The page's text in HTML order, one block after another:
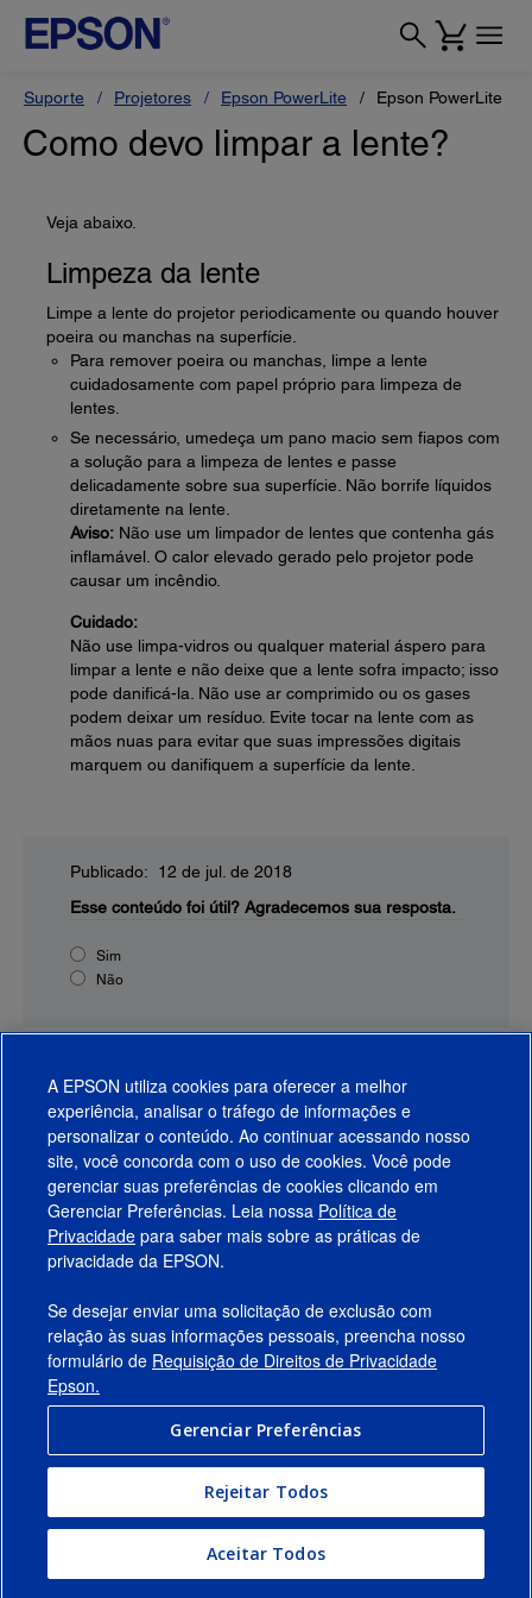
Suporte Projetores Epson PowerLite Epson PowerLite
Como devo limpar a lente?
Veja abaixo.
Limpeza da lente
Limpe a lente do projetor periodicamente ou quando houver
poeira ou manchas na superfície.
Para remover poeira ou manchas, limpe a lente
cuidadosamente com papel próprio para limpeza de
lentes.
Se necessário, umedeça um pano macio sem fiapos com
a solução para a limpeza de lentes e passe
delicadamente sobre sua superfície. Não borrife líquidos
diretamente na lente.
Aviso: Não use um limpador de lentes que contenha gás
inflamável. O calor elevado gerado pelo projetor pode
causar um incêndio.
Cuidado:
Não use limpa-vidros ou qualquer material áspero para
limpar a lente e não deixe que a lente sofra impacto; isso
pode danificá-la. Não use ar comprimido ou os gases
podem deixar um resíduo. Evite tocar na lente com as
mãos nuas para evitar que suas impressões digitais
marquem ou danifiquem a superfície da lente.
Publicado: 12 de jul. de 2018
Esse conteúdo foi útil? Agradecemos sua resposta.
Sim
Não
Produtos
Suporte
Links Sugeridos
Empresa
Conecte-se com a Epson
Termos de Uso
A EPSON utiliza cookies para oferecer a melhor
experiência, analisar o tráfego de informações e
personalizar o conteúdo. Ao continuar acessando nosso
site, você concorda com o uso de cookies. Você pode
gerenciar suas preferências de cookies clicando em
Gerenciar Preferências. Leia nossa Política de
Privacidade para saber mais sobre as práticas de
privacidade da EPSON.
Se desejar enviar uma solicitação de exclusão com
relação às suas informações pessoais, preencha nosso
formulário de Requisição de Direitos de Privacidade
Epson.
Gerenciar Preferências
Rejeitar Todos
Aceitar Todos